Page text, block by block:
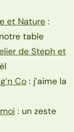
et Nature :
table
de Steph et
Co : j’aime la
: un zeste